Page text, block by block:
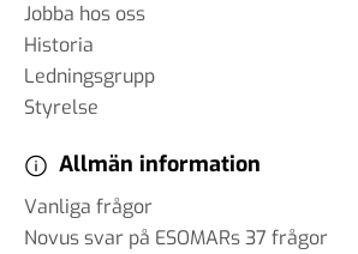
Jobba hos oss
Historia
Ledningsgrupp
Styrelse
Allmän information
Vanliga frågor
Novus svar på ESOMARs 37 frågor